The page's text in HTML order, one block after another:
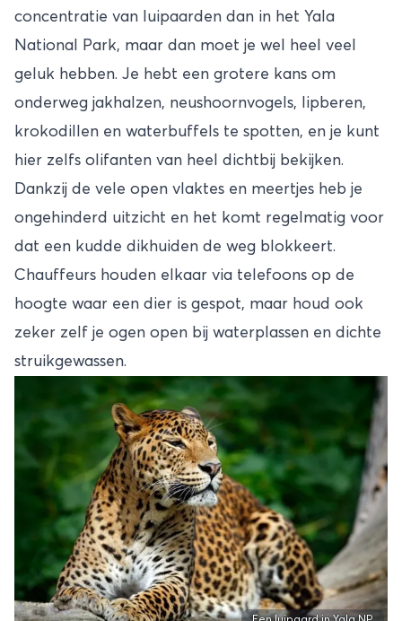
concentratie van luipaarden dan in het Yala
National Park, maar dan moet je wel heel veel
geluk hebben. Je hebt een grotere kans om
onderweg jakhalzen, neushoornvogels, lipberen,
krokodillen en waterbuffels te spotten, en je kunt
hier zelfs olifanten van heel dichtbij bekijken.
Dankzij de vele open vlaktes en meertjes heb je
ongehinderd uitzicht en het komt regelmatig voor
dat een kudde dikhuiden de weg blokkeert.
Chauffeurs houden elkaar via telefoons op de
hoogte waar een dier is gespot, maar houd ook
zeker zelf je ogen open bij waterplassen en dichte
struikgewassen.